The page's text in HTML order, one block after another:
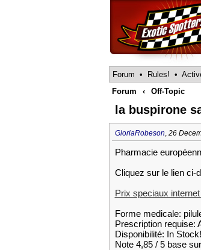
Forum • Rules! •
Forum
‹ Off-Topic
la buspirone
GloriaRobeson, 26
Pharmacie
Cliquez sur le lien ci-
Prix speciaux
Forme medicale:
Prescription requise:
Disponibilité: In Stock!
Note 4,85 / 5 base